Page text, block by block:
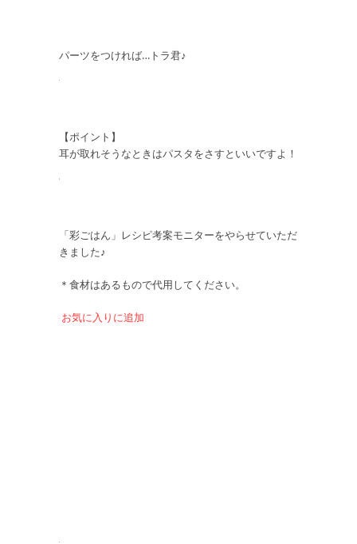
パーツをつければ…トラ君♪
【ポイント】
耳が取れそうなときはパスタをさすといいですよ！
「彩ごはん」レシピ考案モニターをやらせていただ
きました♪
＊食材はあるもので代用してください。
お気に入りに追加